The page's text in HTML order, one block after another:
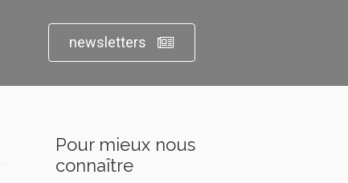
newsletters
Pour mieux nous
connaître